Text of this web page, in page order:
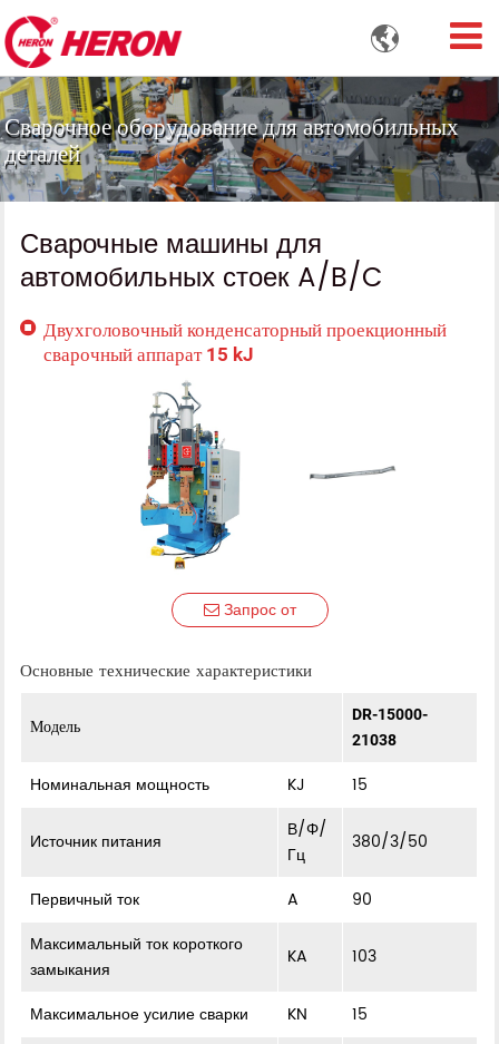

Сварочное оборудование для автомобильных
деталей
Сварочные машины для
автомобильных стоек A/B/C
Двухголовочный конденсаторный проекционный
сварочный аппарат 15 kJ
Запрос от
Основные технические характеристики
Модель
DR-15000-
21038
Номинальная мощность KJ 15
Источник питания
В/Φ/
Гц
380/3/50
Первичный ток A
90
Максимальный ток короткого
замыкания
KA 103
Максимальное усилие сварки KN
15